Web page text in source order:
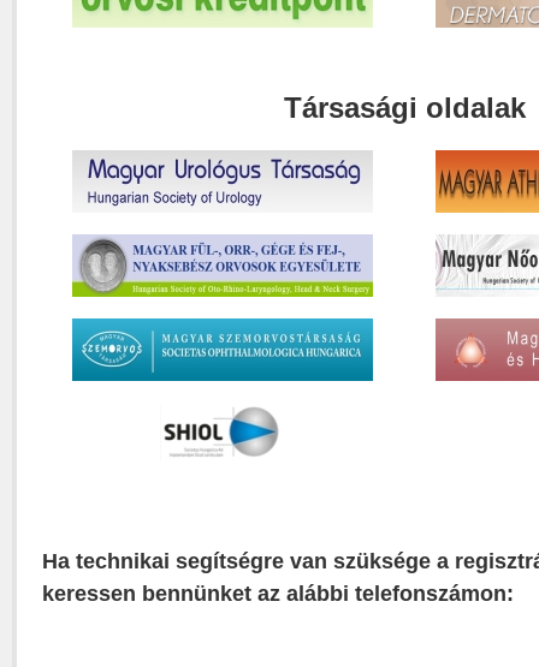
Társasági oldalak
Ha technikai segítségre van szüksége a
keressen bennünket az alábbi telefonszámon: